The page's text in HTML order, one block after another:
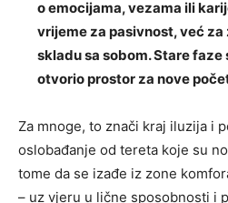
o emocijama, vezama ili
vrijeme za pasivnost, već
skladu sa sobom. Stare
otvorio prostor za nove
Za mnoge, to znači kraj iluzija i
oslobađanje od tereta koje su
tome da se izađe iz zone
– uz vjeru u lične sposobnosti i